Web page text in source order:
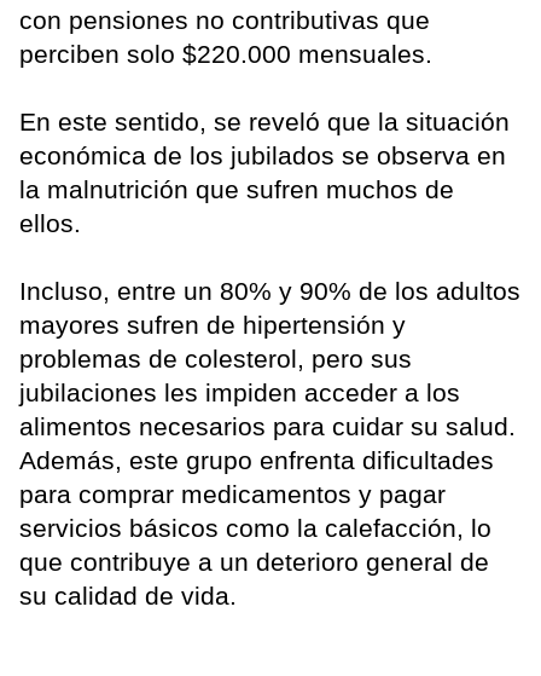
con pensiones no contributivas que
perciben solo $220.000 mensuales.
En este sentido, se reveló que la situación
económica de los jubilados se observa en
la malnutrición que sufren muchos de
ellos.
Incluso, entre un 80% y 90% de los adultos
mayores sufren de hipertensión y
problemas de colesterol, pero sus
jubilaciones les impiden acceder a los
alimentos necesarios para cuidar su salud.
Además, este grupo enfrenta dificultades
para comprar medicamentos y pagar
servicios básicos como la calefacción, lo
que contribuye a un deterioro general de
su calidad de vida.